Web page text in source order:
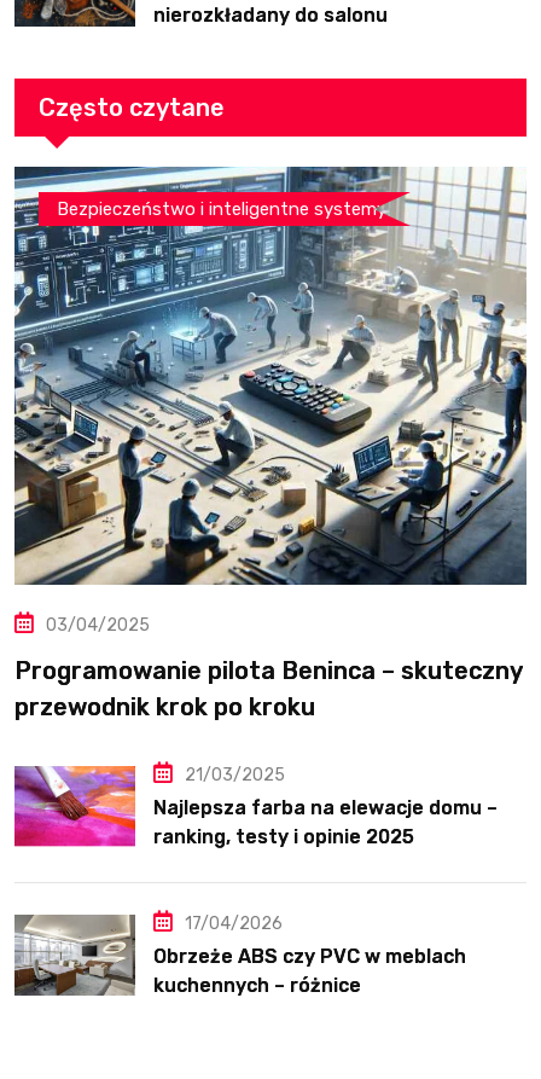
nierozkładany do salonu
Często czytane
Bezpieczeństwo i inteligentne systemy
03/04/2025
Programowanie pilota Beninca – skuteczny
przewodnik krok po kroku
21/03/2025
Najlepsza farba na elewacje domu –
ranking, testy i opinie 2025
17/04/2026
Obrzeże ABS czy PVC w meblach
kuchennych – różnice